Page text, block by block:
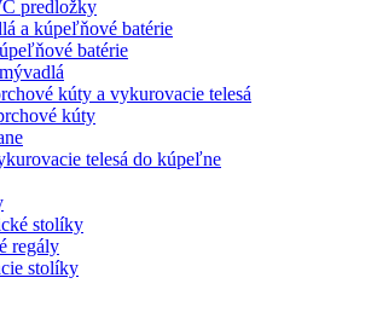
predložky
a kúpeľňové batérie
batérie
kúty a vykurovacie telesá
kúty
telesá do kúpeľne
stolíky
regály
stolíky